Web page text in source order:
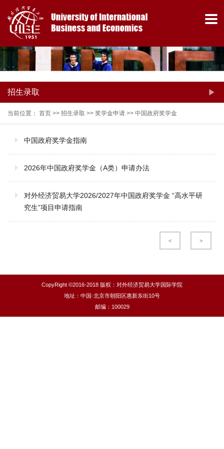
招生录取
当前位置： 首页 >> 招生录取 >> 奖学金申请 >> 中国政府奖学金
中国政府奖学金指南
2026年中国政府奖学金（A类）申请办法
对外经济贸易大学2026/2027年中国政府奖学金 “高水平研
究生”项目申请指南
< >
CopyRight ©2016-2018 版权：对外经济贸易大学国际学院
地址：中国·北京市朝阳区惠新东街10号
邮编：100029